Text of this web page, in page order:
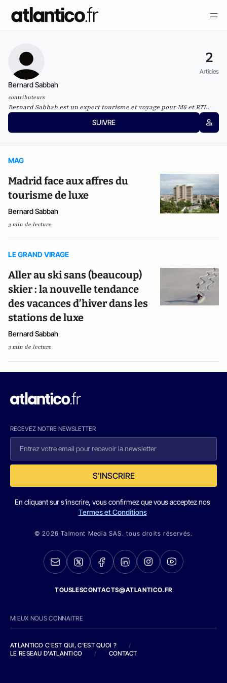
2
Articles
Bernard Sabbah
contributeurs
Bernard Sabbah est un expert tourisme et voyage pour M6 et RTL.
SUIVRE
MAG
Madrid face aux affres du
tourisme de luxe
Bernard Sabbah
3 min de lecture
LE GRAND VIRAGE
Aller au ski sans (beaucoup)
skier : la nouvelle tendance
des vacances d’hiver dans les
stations de luxe
Bernard Sabbah
3 min de lecture
RECEVEZ NOTRE NEWSLETTER
S'INSCRIRE
En cliquant sur s'inscrire, vous confirmez que vous acceptez nos
Termes et Conditions
© 2026 Talmont Media SAS. tous droits réservés.
TOUSLESCONTACTS@ATLANTICO.FR
MIEUX NOUS CONNAITRE
ATLANTICO C'EST QUI, C'EST QUOI ?
/
LE RESEAU D'ATLANTICO
/ CONTACT